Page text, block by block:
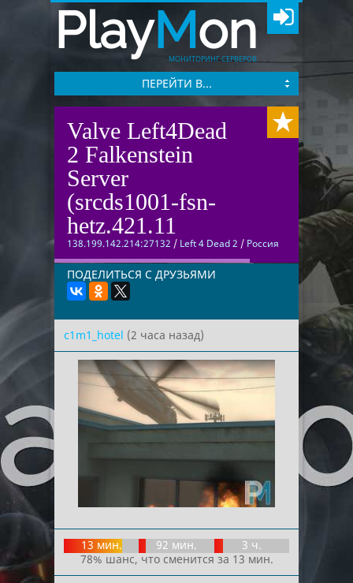
PlayMon
МОНИТОРИНГ СЕРВЕРОВ
ПЕРЕЙТИ В...
Valve Left4Dead
2 Falkenstein
Server
(srcds1001-fsn-
hetz.421.11
138.199.142.214:27132 / Left 4 Dead 2 / Россия
ПОДЕЛИТЬСЯ С ДРУЗЬЯМИ
c1m1_hotel (2 часа назад)
13 мин. 92 мин.
3 ч.
78% шанс, что сменится за 13 мин.